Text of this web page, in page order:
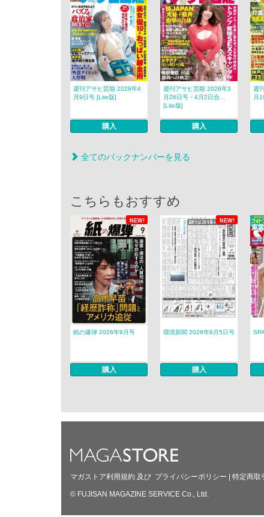
週刊アサヒ芸能 2026年4
月9日号 [Lite版]
購入
週刊アサヒ芸能 2026年3
月26日号・4月2日合...
[Lite版]
購入
週
月
全てのバックナンバーを見る
こちらもおすすめ
NEW! NEW!
紙の爆弾 2026年9月号
購入
環境新聞 2026年8月5日号
購入
マガストア利用規約 及び プライバシーポリシー 特定商取
© FUJISAN MAGAZINE SERVICE Co., Ltd.